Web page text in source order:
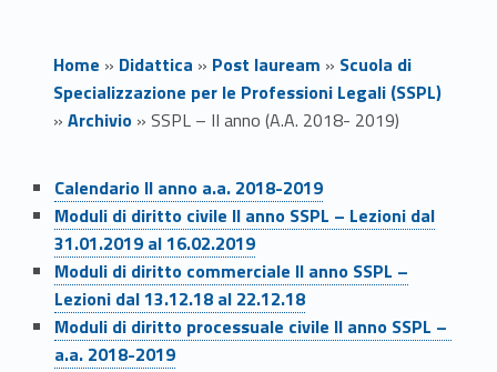
Home » Didattica » Post lauream » Scuola di
Specializzazione per le Professioni Legali (SSPL)
» Archivio» SSPL – II anno (A.A. 2018- 2019)
S
P
L
Link identifier #identifier__197717-1
Calendario II anno a.a. 2018-2019
Link identifier #identifier__116364-2
Moduli di diritto civile II anno SSPL – Lezioni dal
31.01.2019 al 16.02.2019
Link identifier #identifier__161821-3
Moduli di diritto commerciale II anno SSPL –
Lezioni dal 13.12.18 al 22.12.18
Link identifier #identifier__11614-4
Moduli di diritto processuale civile II anno SSPL –
a.a. 2018-2019